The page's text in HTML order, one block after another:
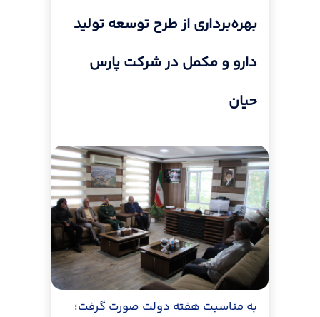
بهره‌برداری از طرح توسعه تولید
دارو و مکمل در شرکت پارس
حیان
به مناسبت هفته دولت صورت گرفت؛